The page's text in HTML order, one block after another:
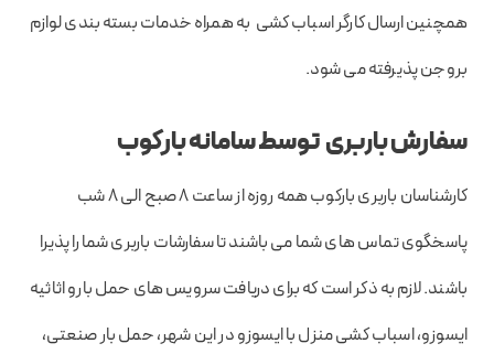
همچنین ارسال کارگر اسباب کشی به همراه خدمات بسته بندی لوازم
بروجن پذیرفته می شود.
سفارش باربری توسط سامانه بارکوب
کارشناسان باربری بارکوب همه روزه از ساعت ۸ صبح الی 8 شب
پاسخگوی تماس های شما می باشند تا سفارشات باربری شما را پذیرا
باشند. لازم به ذکر است که برای دریافت سرویس های حمل بارو اثاثیه
ایسوزو، اسباب کشی منزل با ایسوزو در این شهر، حمل بار صنعتی،